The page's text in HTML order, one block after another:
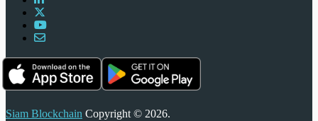
Siam Blockchain Copyright © 2026.